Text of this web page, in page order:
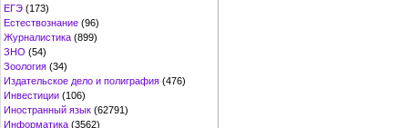
ЕГЭ (173)
Естествознание (96)
Журналистика (899)
ЗНО (54)
Зоология (34)
Издательское дело и полиграфия (476)
Инвестиции (106)
Иностранный язык (62791)
Информатика (3562)